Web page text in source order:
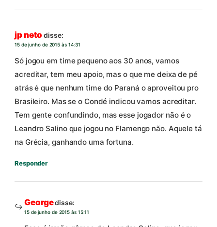
jp neto disse:
15 de junho de 2015 às 14:31
Só jogou em time pequeno aos 30 anos, vamos
acreditar, tem meu apoio, mas o que me deixa de pé
atrás é que nenhum time do Paraná o aproveitou pro
Brasileiro. Mas se o Condé indicou vamos acreditar.
Tem gente confundindo, mas esse jogador não é o
Leandro Salino que jogou no Flamengo não. Aquele tá
na Grécia, ganhando uma fortuna.
Responder
Georgedisse:
15 de junho de 2015 às 15:11